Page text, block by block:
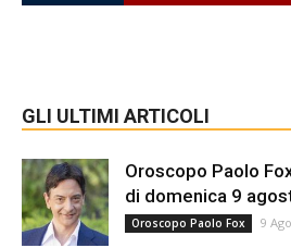
GLI ULTIMI ARTICOLI
Oroscopo Paolo
di domenica 9
Oroscopo Paolo Fox 9